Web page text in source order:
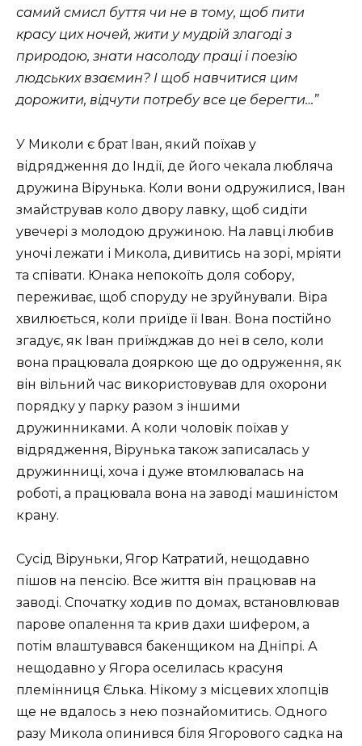
самий смисл буття чи не в тому, щоб пити
красу цих ночей, жити у мудрій злагоді з
природою, знати насолоду праці і поезію
людських взаємин? І щоб навчитися цим
дорожити, відчути потребу все це берегти…”
У Миколи є брат Іван, який поїхав у
відрядження до Індії, де його чекала любляча
дружина Вірунька. Коли вони одружилися, Іван
змайстрував коло двору лавку, щоб сидіти
увечері з молодою дружиною. На лавці любив
уночі лежати і Микола, дивитись на зорі, мріяти
та співати. Юнака непокоїть доля собору,
переживає, щоб споруду не зруйнували. Віра
хвилюється, коли приїде її Іван. Вона постійно
згадує, як Іван приїжджав до неї в село, коли
вона працювала дояркою ще до одруження, як
він вільний час використовував для охорони
порядку у парку разом з іншими
дружинниками. А коли чоловік поїхав у
відрядження, Вірунька також записалась у
дружинниці, хоча і дуже втомлювалась на
роботі, а працювала вона на заводі машиністом
крану.
Сусід Віруньки, Ягор Катратий, нещодавно
пішов на пенсію. Все життя він працював на
заводі. Спочатку ходив по домах, встановлював
парове опалення та крив дахи шифером, а
потім влаштувався бакенщиком на Дніпрі. А
нещодавно у Ягора оселилась красуня
племінниця Єлька. Нікому з місцевих хлопців
ще не вдалось з нею познайомитись. Одного
разу Микола опинився біля Ягорового садка на